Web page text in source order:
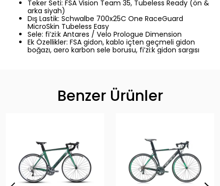
Teker Seti: FSA Vision Team 35, Tubeless Ready (ön &
arka siyah)
Dış Lastik: Schwalbe 700x25C One RaceGuard
MicroSkin Tubeless Easy
Sele: fi’zi:k Antares / Velo Prologue Dimension
Ek Özellikler: FSA gidon, kablo içten geçmeli gidon
boğazı, aero karbon sele borusu, fi’zi:k gidon sargısı
Benzer Ürünler